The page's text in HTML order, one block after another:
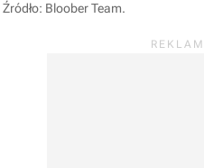
Źródło: Bloober Team.